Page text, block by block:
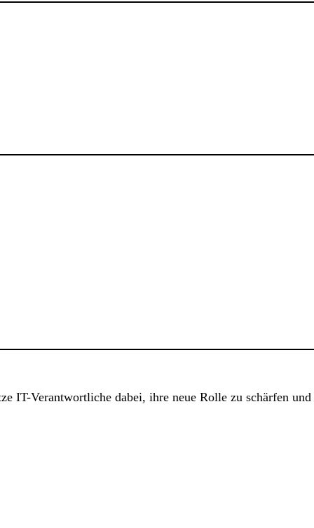
IT-Verantwortliche dabei, ihre neue Rolle zu schärfen und